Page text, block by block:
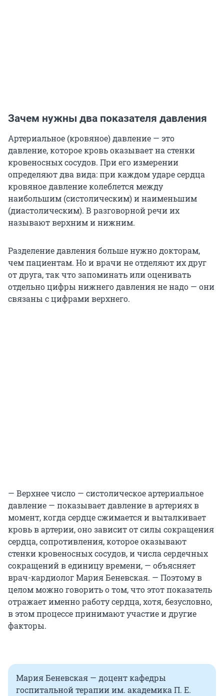
Зачем нужны два показателя давления
Артериальное (кровяное) давление — это
давление, которое кровь оказывает на стенки
кровеносных сосудов. При его измерении
определяют два вида: при каждом ударе сердца
кровяное давление колеблется между
наибольшим (систолическим) и наименьшим
(диастолическим). В разговорной речи их
называют верхним и нижним.
Разделение давления больше нужно докторам,
чем пациентам. Но и врачи не отделяют их друг
от друга, так что запоминать или оценивать
отдельно цифры нижнего давления не надо — они
связаны с цифрами верхнего.
— Верхнее число — систолическое артериальное
давление — показывает давление в артериях в
момент, когда сердце сжимается и выталкивает
кровь в артерии, оно зависит от силы сокращения
сердца, сопротивления, которое оказывают
стенки кровеносных сосудов, и числа сердечных
сокращений в единицу времени, — объясняет
врач-кардиолог Мария Беневская. — Поэтому в
целом можно говорить о том, что этот показатель
отражает именно работу сердца, хотя, безусловно,
в этом процессе принимают участие и другие
факторы.
Мария Беневская — доцент кафедры
госпитальной терапии им. академика П. Е.